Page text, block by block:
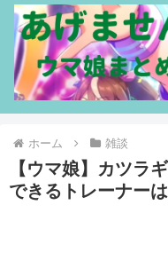
ホーム 雑談
【ウマ娘】カツラ
できるトレーナー